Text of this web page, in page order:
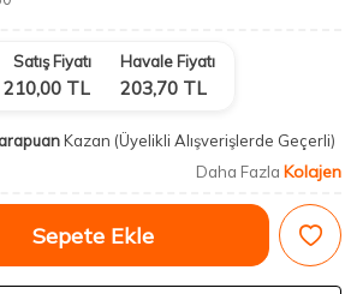
Satış Fiyatı
210,00 TL
Havale Fiyatı
203,70 TL
Kazan (Üyelikli Alışverişlerde Geçerli)
Daha Fazla Kolajen
Sepete Ekle